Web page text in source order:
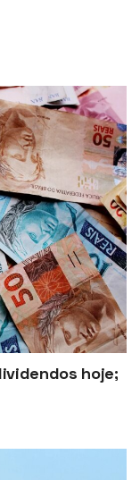
hoje;